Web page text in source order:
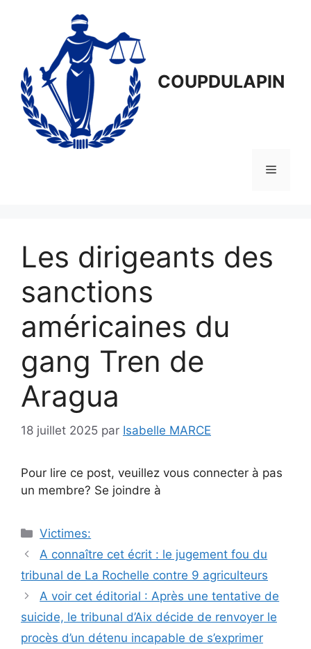
COUPDULAPIN
Menu
Les dirigeants des
sanctions
américaines du
gang Tren de
Aragua
18 juillet 2025 par Isabelle MARCE
Pour lire ce post, veuillez vous connecter à pas
un membre? Se joindre à
Catégories
Victimes:
Navigation
des
A connaître cet écrit : le jugement fou du
tribunal de La Rochelle contre 9 agriculteurs
A voir cet éditorial : Après une tentative de
suicide, le tribunal d’Aix décide de renvoyer le
procès d’un détenu incapable de s’exprimer